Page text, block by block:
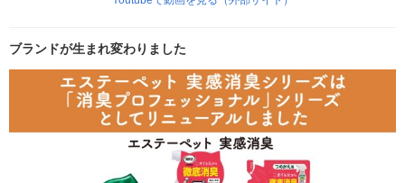
ブランドが生まれ変わりました